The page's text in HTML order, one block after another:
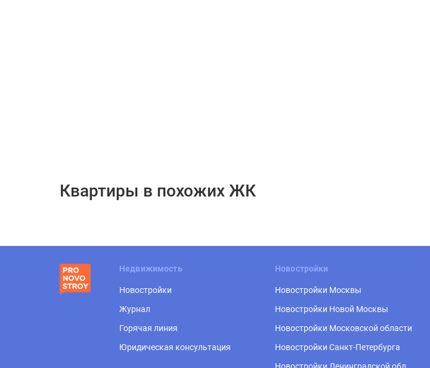
Квартиры в похожих ЖК
Недвижимость
Новостройки
Журнал
Горячая линия
Юридическая консультация
Новостройки
Новостройки Москвы
Новостройки Новой Москвы
Новостройки Московской области
Новостройки Санкт-Петербурга